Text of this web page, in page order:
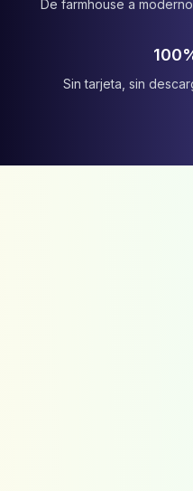
De farmhouse a
Sin tarjeta, sin